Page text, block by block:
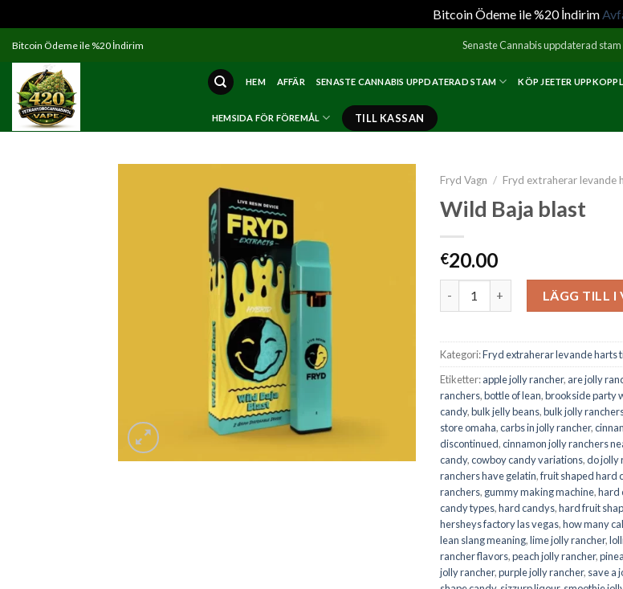
Bitcoin Ödeme ile %20 İndirim
content
Bitcoin Ödeme ile %20 İndirim Senaste Cannabis uppdaterad stam
HEM AFFÄR SENASTE CANNABIS UPPDATERAD STAM KÖP JEETER
HEMSIDA FÖR FÖREMÅL TILL KASSAN
Fryd Vagn / Fryd extraherar levande
Wild Baja blast
€20.00
Wild Baja blast mängdLÄGG TILL I
Kategori:Fryd extraherar levande harts
Etiketter:apple jolly rancher, are jolly
ranchers,bottle of lean,brookside party
candy,bulk jelly beans,bulk jolly
store omaha,carbs in jolly rancher,
discontinued,cinnamon jolly ranchers
candy,cowboy candy variations,do jolly
ranchers have gelatin,fruit shaped hard
ranchers, gummy making machine,hard
candy types,hard candys,hard fruit
hersheys factory las vegas,how many
lean slang meaning,lime jolly rancher,
rancher flavors,peach jolly rancher,
jolly rancher,purple jolly rancher, save a